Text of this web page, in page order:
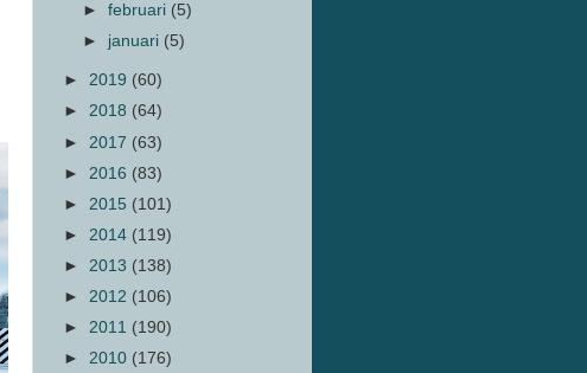
►februari (5)
► januari (5)
► 2019 (60)
► 2018 (64)
► 2017 (63)
► 2016 (83)
► 2015 (101)
► 2014 (119)
► 2013 (138)
► 2012 (106)
► 2011 (190)
► 2010 (176)